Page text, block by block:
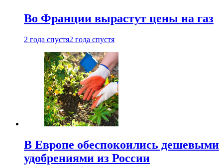
Во Франции вырастут цены на газ
2 года спустя2 года спустя
В Европе обеспокоились дешевыми
удобрениями из России